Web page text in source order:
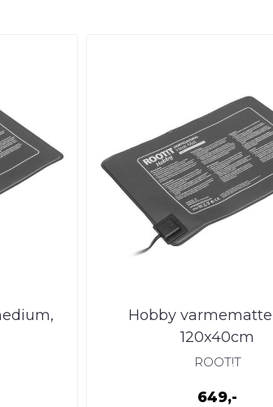
Hobby
120x40cm
ROOT!T
649,-